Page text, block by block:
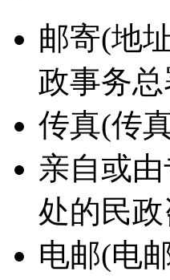
邮寄(地
政事务总
传真(传
亲自或
处的民政
电邮(电